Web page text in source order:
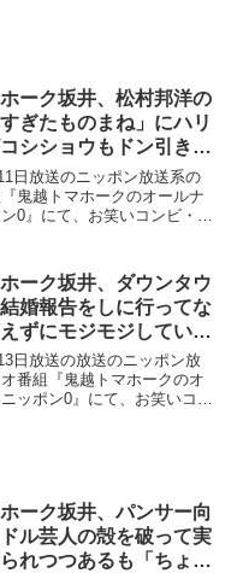
ーク坂井、松村邦洋の
すぎたものまね」にハリ
シショウもドン引きし
かす「あの芸の人がだ
日放送のニッポン放送系の
鬼越トマホークのオールナ
0』にて、お笑いコンビ・鬼
もドン引きしていたと明か
井良...
ーク坂井、ダウンタウ
婚報告をしに行ってな
ずにモジモジしていた
の一言
日放送の放送のニッポン放
番組『鬼越トマホークのオ
ッポン0』にて、お笑いコン
ーク坂井、パンサー向
ル芸人の殻を破って実
れつつあるも「ちょっ